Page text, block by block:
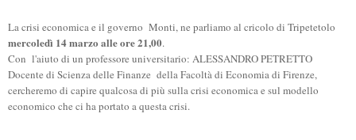
La crisi economica e il governo Monti, ne parliamo al cricolo di Tripetetolo
mercoledì 14 marzo alle ore 21,00.
Con l'aiuto di un professore universitario: ALESSANDRO PETRETTO
Docente di Scienza delle Finanze della Facoltà di Economia di Firenze,
cercheremo di capire qualcosa di più sulla crisi economica e sul modello
economico che ci ha portato a questa crisi.